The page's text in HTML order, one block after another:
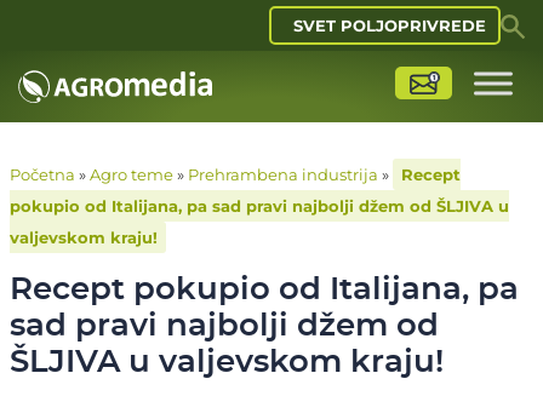
SVET POLJOPRIVREDE
Početna »Agro teme» Prehrambena industrija »
Recept
pokupio od Italijana, pa sad pravi najbolji džem od ŠLJIVA u
valjevskom kraju!
Recept pokupio od Italijana, pa
sad pravi najbolji džem od
ŠLJIVA u valjevskom kraju!